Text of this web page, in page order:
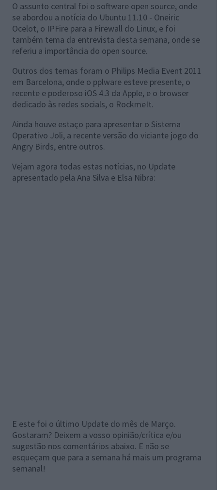
O assunto central foi o software open source, onde
se abordou a notícia do Ubuntu 11.10 - Oneiric
Ocelot, o IPFire para a Firewall do Linux, e foi
também tema da entrevista desta semana, onde se
referiu a importância do open source.
Outros dos temas foram o Philips Media Event 2011
em Barcelona, onde o pplware esteve presente, o
recente e poderoso iOS 4.3 da Apple, e o browser
dedicado às redes socials, o RockmeIt.
Ainda houve estaço para apresentar o Sistema
Operativo Joli, a recente versão do viciante jogo do
Angry Birds, entre outros.
Vejam agora todas estas notícias, no Update
apresentado pela Ana Silva e Elsa Nibra:
E este foi o último Update do mês de Março.
Gostaram? Deixem a vosso opinião/crítica e/ou
sugestão nos comentários abaixo. E não se
esqueçam que para a semana há mais um programa
semanal!